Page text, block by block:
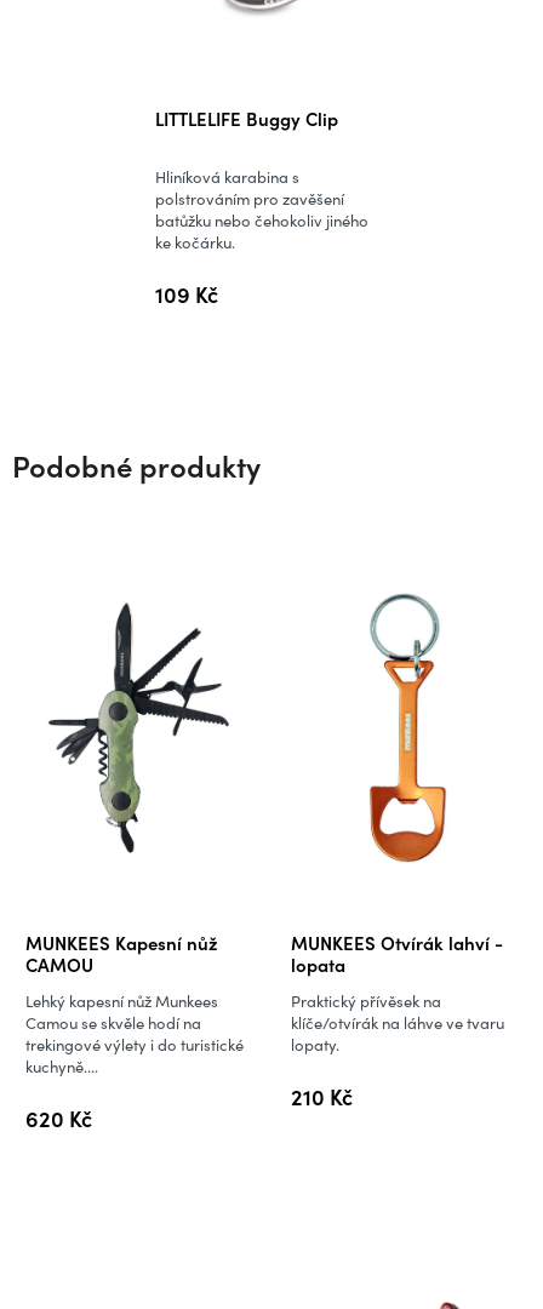
LITTLELIFE Buggy Clip
109 Kč
Hliníková karabina s
polstrováním pro zavěšení
batůžku nebo čehokoliv jiného
ke kočárku.
Podobné produkty
MUNKEES Kapesní nůž
CAMOU
620 Kč
Lehký kapesní nůž Munkees
Camou se skvěle hodí na
trekingové výlety i do turistické
kuchyně....
MUNKEES Otvírák lahví -
lopata
210 Kč
Praktický přívěsek na
klíče/otvírák na láhve ve tvaru
lopaty.